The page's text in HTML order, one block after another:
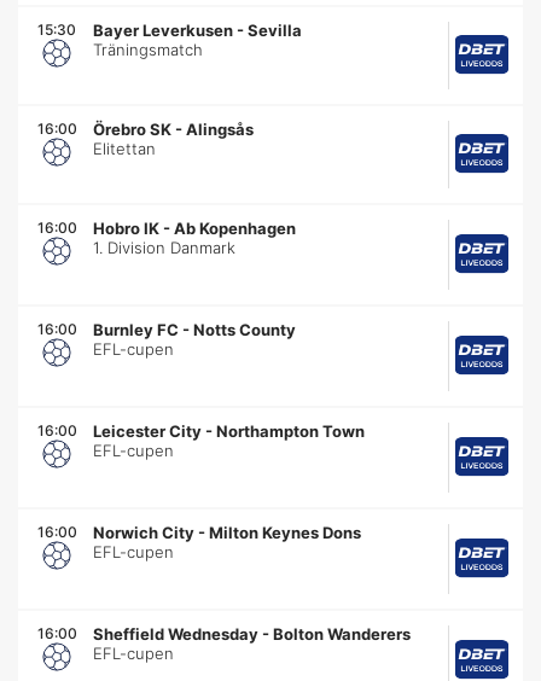
15:30 Bayer Leverkusen -Sevilla
Träningsmatch
16:00 Örebro SK -Alingsås
Elitettan
16:00 Hobro IK -Ab Kopenhagen
1. Division Danmark
16:00 Burnley FC -Notts County
EFL-cupen
16:00 Leicester City -Northampton Town
EFL-cupen
16:00 Norwich City -Milton Keynes Dons
EFL-cupen
16:00 Sheffield Wednesday -Bolton Wanderers
EFL-cupen